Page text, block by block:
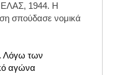
ΕΛΑΣ, 1944. Η
σπούδασε νομικά
Λόγω των
αγώνα